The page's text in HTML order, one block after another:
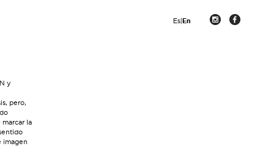
Es|En
y
pero,
la
imagen